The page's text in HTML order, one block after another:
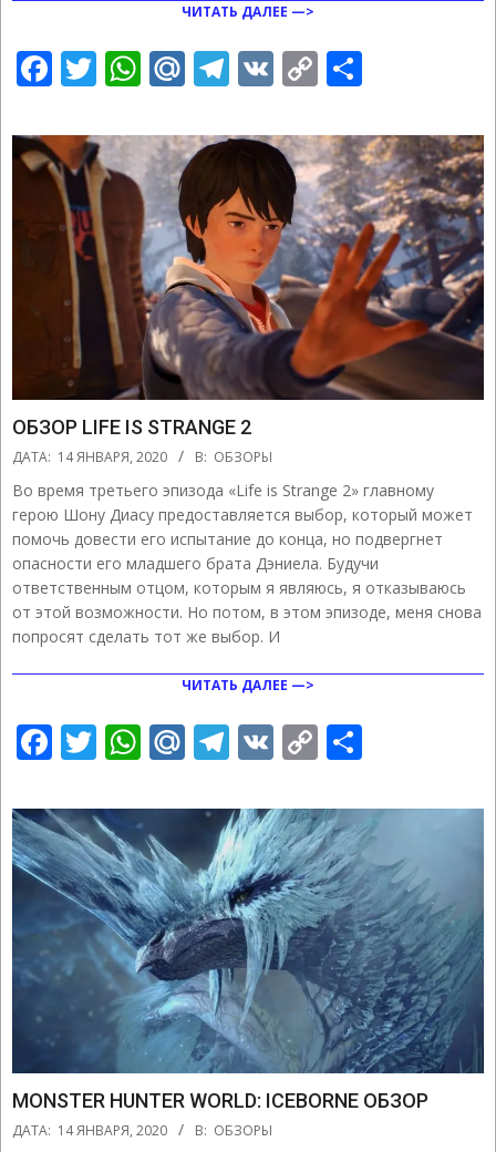
ЧИТАТЬ ДАЛЕЕ —>
Facebook
Twitter
WhatsApp
Mail.Ru
Telegram
VK Copy
Link
ОБЗОР LIFE IS STRANGE 2
2020-
14
ДАТА: 14 ЯНВАРЯ, 2020 В: ОБЗОРЫ
Во время третьего эпизода «Life is Strange 2» главному
герою Шону Диасу предоставляется выбор, который может
помочь довести его испытание до конца, но подвергнет
опасности его младшего брата Дэниела. Будучи
ответственным отцом, которым я являюсь, я отказываюсь
от этой возможности. Но потом, в этом эпизоде, меня снова
попросят сделать тот же выбор. И
ЧИТАТЬ ДАЛЕЕ —>
Facebook
Twitter
WhatsApp
Mail.Ru
Telegram
VK Copy
MONSTER HUNTER WORLD: ICEBORNE ОБЗОР
2020-
ДАТА: 14 ЯНВАРЯ, 2020 В: ОБЗОРЫ